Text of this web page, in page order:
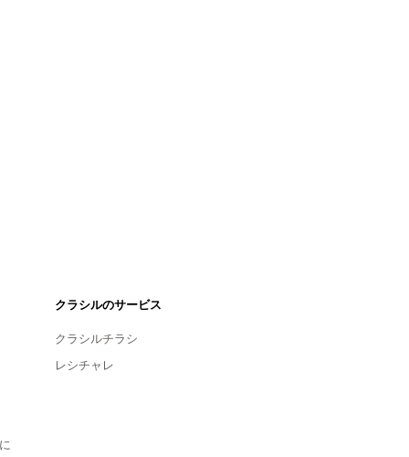
クラシルのサービス
クラシルチラシ
レシチャレ